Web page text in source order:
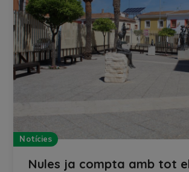
Notícies
Nules ja compta amb tot